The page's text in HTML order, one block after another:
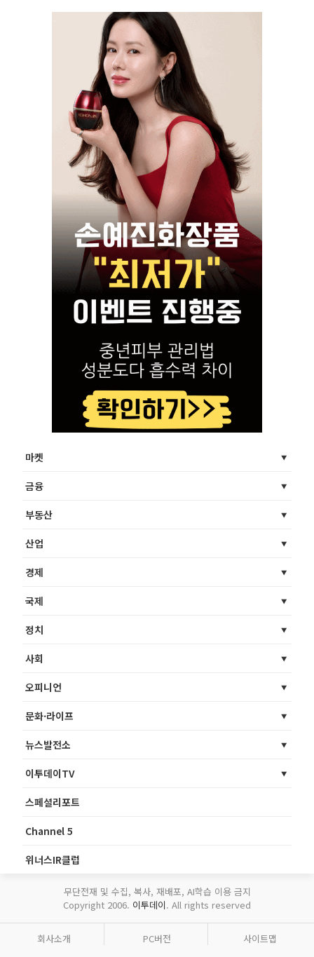
마켓
금융
부동산
산업
경제
국제
정치
사회
오피니언
문화·라이프
뉴스발전소
이투데이TV
스페셜리포트
Channel 5
위너스IR클럽
무단전재 및 수집, 복사, 재배포, AI학습 이용 금지
Copyright 2006. 이투데이. All rights reserved
회사소개 PC버전 사이트맵